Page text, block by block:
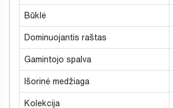
Būklė
Dominuojantis raštas
Gamintojo spalva
Išorinė medžiaga
Kolekcija